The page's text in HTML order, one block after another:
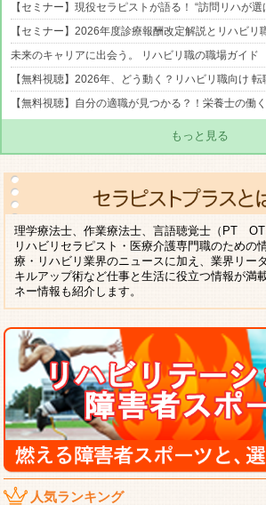
【セミナー】現役セラピストが語る！ “訪問リハが選
【セミナー】2026年度診療報酬改定解説とリハビリ
未来のキャリアに出会う。 リハビリ職の職場ガイド
【無料視聴】2026年、どう動く？リハビリ職向け 転
【無料視聴】自分の適職が見つかる？！栄養士の働
もっと見る
理学療法士、作業療法士、言語聴覚士（PT
リハビリセラピスト・医療介護専門職のための
療・リハビリ業界のニュースに加え、業界リー
キルアップ術など仕事と生活に役立つ情報が
ネー情報も紹介します。
人気ランキング